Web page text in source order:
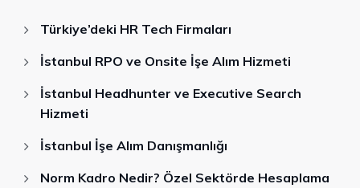
Türkiye’deki HR Tech Firmaları
İstanbul RPO ve Onsite İşe Alım Hizmeti
İstanbul Headhunter ve Executive Search
Hizmeti
İstanbul İşe Alım Danışmanlığı
Norm Kadro Nedir? Özel Sektörde Hesaplama